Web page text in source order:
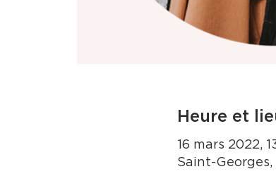
Heure et
16 mars 2022,
Saint-Georges,